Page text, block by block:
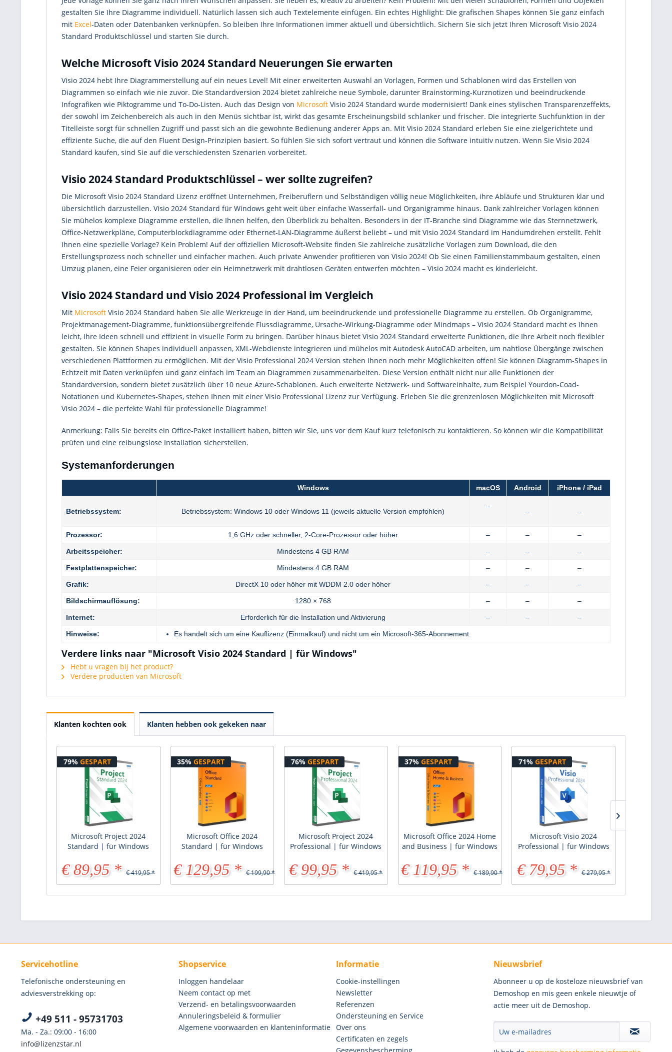
gestalten Sie Ihre Diagramme individuell. Natürlich lassen sich auch Textelemente einfügen. Ein echtes Highlight: Die grafischen Shapes können Sie ganz einfach
mit Excel-Daten oder Datenbanken verknüpfen. So bleiben Ihre Informationen immer aktuell und übersichtlich. Sichern Sie sich jetzt Ihren Microsoft Visio 2024
Standard Produktschlüssel und starten Sie durch.
Welche Microsoft Visio 2024 Standard Neuerungen Sie erwarten
Visio 2024 hebt Ihre Diagrammerstellung auf ein neues Level! Mit einer erweiterten Auswahl an Vorlagen, Formen und Schablonen wird das Erstellen von
Diagrammen so einfach wie nie zuvor. Die Standardversion 2024 bietet zahlreiche neue Symbole, darunter Brainstorming-Kurznotizen und beeindruckende
Infografiken wie Piktogramme und To-Do-Listen. Auch das Design von Microsoft Visio 2024 Standard wurde modernisiert! Dank eines stylischen Transparenzeffekts,
der sowohl im Zeichenbereich als auch in den Menüs sichtbar ist, wirkt das gesamte Erscheinungsbild schlanker und frischer. Die integrierte Suchfunktion in der
Titelleiste sorgt für schnellen Zugriff und passt sich an die gewohnte Bedienung anderer Apps an. Mit Visio 2024 Standard erleben Sie eine zielgerichtete und
effiziente Suche, die auf den Fluent Design-Prinzipien basiert. So fühlen Sie sich sofort vertraut und können die Software intuitiv nutzen. Wenn Sie Visio 2024
Standard kaufen, sind Sie auf die verschiedensten Szenarien vorbereitet.
Visio 2024 Standard Produktschlüssel – wer sollte zugreifen?
Die Microsoft Visio 2024 Standard Lizenz eröffnet Unternehmen, Freiberuflern und Selbständigen völlig neue Möglichkeiten, ihre Abläufe und Strukturen klar und
übersichtlich darzustellen. Visio 2024 Standard für Windows geht weit über einfache Wasserfall- und Organigramme hinaus. Dank zahlreicher Vorlagen können
Sie mühelos komplexe Diagramme erstellen, die Ihnen helfen, den Überblick zu behalten. Besonders in der IT-Branche sind Diagramme wie das Sternnetzwerk,
Office-Netzwerkpläne, Computerblockdiagramme oder Ethernet-LAN-Diagramme äußerst beliebt – und mit Visio 2024 Standard im Handumdrehen erstellt. Fehlt
Ihnen eine spezielle Vorlage? Kein Problem! Auf der offiziellen Microsoft-Website finden Sie zahlreiche zusätzliche Vorlagen zum Download, die den
Erstellungsprozess noch schneller und einfacher machen. Auch private Anwender profitieren von Visio 2024! Ob Sie einen Familienstammbaum gestalten, einen
Umzug planen, eine Feier organisieren oder ein Heimnetzwerk mit drahtlosen Geräten entwerfen möchten – Visio 2024 macht es kinderleicht.
Visio 2024 Standard und Visio 2024 Professional im Vergleich
Mit Microsoft Visio 2024 Standard haben Sie alle Werkzeuge in der Hand, um beeindruckende und professionelle Diagramme zu erstellen. Ob Organigramme,
Projektmanagement-Diagramme, funktionsübergreifende Flussdiagramme, Ursache-Wirkung-Diagramme oder Mindmaps – Visio 2024 Standard macht es Ihnen
leicht, Ihre Ideen schnell und effizient in visuelle Form zu bringen. Darüber hinaus bietet Visio 2024 Standard erweiterte Funktionen, die Ihre Arbeit noch flexibler
gestalten. Sie können Shapes individuell anpassen, XML-Webdienste integrieren und mühelos mit Autodesk AutoCAD arbeiten, um nahtlose Übergänge zwischen
verschiedenen Plattformen zu ermöglichen. Mit der Visio Professional 2024 Version stehen Ihnen noch mehr Möglichkeiten offen! Sie können Diagramm-Shapes in
Echtzeit mit Daten verknüpfen und ganz einfach im Team an Diagrammen zusammenarbeiten. Diese Version enthält nicht nur alle Funktionen der
Standardversion, sondern bietet zusätzlich über 10 neue Azure-Schablonen. Auch erweiterte Netzwerk- und Softwareinhalte, zum Beispiel Yourdon-Coad-
Notationen und Kubernetes-Shapes, stehen Ihnen mit einer Visio Professional Lizenz zur Verfügung. Erleben Sie die grenzenlosen Möglichkeiten mit Microsoft
Visio 2024 – die perfekte Wahl für professionelle Diagramme!
Anmerkung: Falls Sie bereits ein Office-Paket installiert haben, bitten wir Sie, uns vor dem Kauf kurz telefonisch zu kontaktieren. So können wir die Kompatibilität
prüfen und eine reibungslose Installation sicherstellen.
Systemanforderungen
Windows macOS Android iPhone / iPad
Betriebssystem: Betriebssystem: Windows 10 oder Windows 11 (jeweils aktuelle Version empfohlen)
–
– –
Prozessor: 1,6 GHz oder schneller, 2-Core-Prozessor oder höher – – –
Arbeitsspeicher: Mindestens 4 GB RAM – – –
Festplattenspeicher: Mindestens 4 GB RAM – – –
Grafik: DirectX 10 oder höher mit WDDM 2.0 oder höher – – –
Bildschirmauflösung: 1280 × 768 – – –
Internet: Erforderlich für die Installation und Aktivierung – – –
Hinweise: Es handelt sich um eine Kauflizenz (Einmalkauf) und nicht um ein Microsoft-365-Abonnement.
Verdere links naar "Microsoft Visio 2024 Standard | für Windows"
Hebt u vragen bij het product?
Verdere producten van Microsoft
Klanten kochten ook Klanten hebben ook gekeken naar
79% GESPART
Microsoft Project 2024
Standard | für Windows
€ 89,95 * € 419,95 *
35%GESPART
Microsoft Office 2024
Standard | für Windows
€ 129,95 * € 199,90 *
76% GESPART
Microsoft Project 2024
Professional | für Windows
€ 99,95 * € 419,95 *
37%GESPART
Microsoft Office 2024 Home
and Business | für Windows
€ 119,95 * € 189,90 *
71% GESPART
Microsoft Visio 2024
Professional | für Windows
€ 79,95 * € 279,95 *
Servicehotline
Telefonische ondersteuning en
adviesverstrekking op:
+49 511 - 95731703
Ma. - Za.: 09:00 - 16:00
info@lizenzstar.nl
Shopservice
Inloggen handelaar
Neem contact op met
Verzend- en betalingsvoorwaarden
Annuleringsbeleid & formulier
Algemene voorwaarden en klanteninformatie
Informatie
Cookie-instellingen
Newsletter
Referenzen
Ondersteuning en Service
Over ons
Certificaten en zegels
Nieuwsbrief
Abonneer u op de kosteloze nieuwsbrief van
Demoshop en mis geen enkele nieuwtje of
actie meer uit de Demoshop.